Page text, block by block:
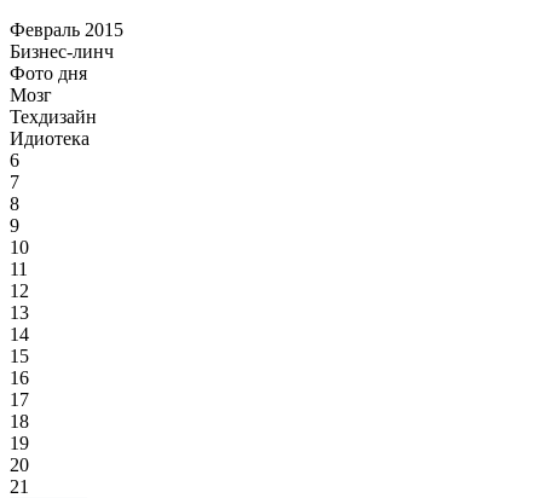
Февраль 2015
Бизнес-линч
Фото дня
Мозг
Техдизайн
Идиотека
6
7
8
9
10
11
12
13
14
15
16
17
18
19
20
21